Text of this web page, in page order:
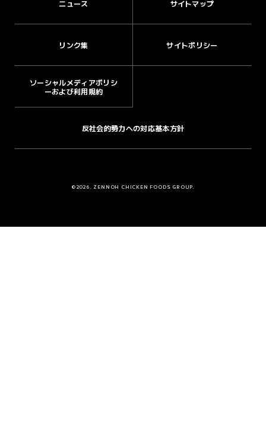
ニュース サイトマップ
リンク集 サイトポリシー
ソーシャルメディアポリシ
ーおよび利用規約
反社会的勢力への対応基本方針
©2026. ZENNOH CHICKEN FOODS GROUP.